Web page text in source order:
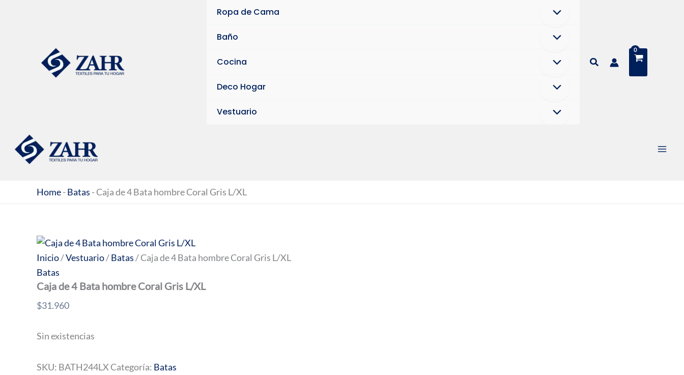
Ropa de Cama
Baño
Cocina
Deco Hogar
Vestuario
Buscar
Home-Batas -Caja de 4 Bata hombre Coral Gris L/XL
Inicio/Vestuario/Batas/ Caja de 4 Bata hombre Coral Gris L/XL
Batas
Caja de 4 Bata hombre Coral Gris L/XL
$31.960
Sin existencias
SKU: BATH244LX Categoría: Batas